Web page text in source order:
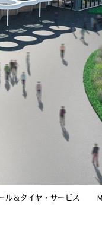
ル＆タイヤ・サービス